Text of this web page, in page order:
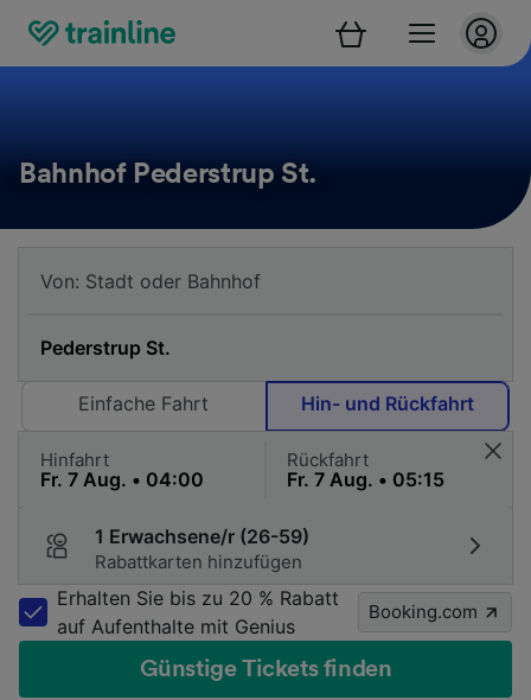
Bahnhof Pederstrup St.
Einfache Fahrt Hin- und Rückfahrt
Hinfahrt Rückfahrt
1 Erwachsene/r (26-59)
Rabattkarten hinzufügen
Erhalten Sie bis zu 20 % Rabatt
auf Aufenthalte mit Genius
Booking.com
Günstige Tickets finden